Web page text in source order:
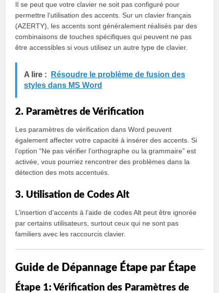
Il se peut que votre clavier ne soit pas configuré pour
permettre l’utilisation des accents. Sur un clavier français
(AZERTY), les accents sont généralement réalisés par des
combinaisons de touches spécifiques qui peuvent ne pas
être accessibles si vous utilisez un autre type de clavier.
A lire :
Résoudre le problème de fusion des
styles dans MS Word
2. Paramètres de Vérification
Les paramètres de vérification dans Word peuvent
également affecter votre capacité à insérer des accents. Si
l’option “Ne pas vérifier l’orthographe ou la grammaire” est
activée, vous pourriez rencontrer des problèmes dans la
détection des mots accentués.
3. Utilisation de Codes Alt
L’insertion d’accents à l’aide de codes Alt peut être ignorée
par certains utilisateurs, surtout ceux qui ne sont pas
familiers avec les raccourcis clavier.
Guide de Dépannage Étape par Étape
Étape 1: Vérification des Paramètres de